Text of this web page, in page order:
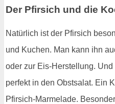
Der Pfirsich und die
Natürlich ist der Pfirsich
und Kuchen. Man kann ihn
oder zur Eis-Herstellung.
perfekt in den Obstsalat. Ein
Pfirsich-Marmelade.